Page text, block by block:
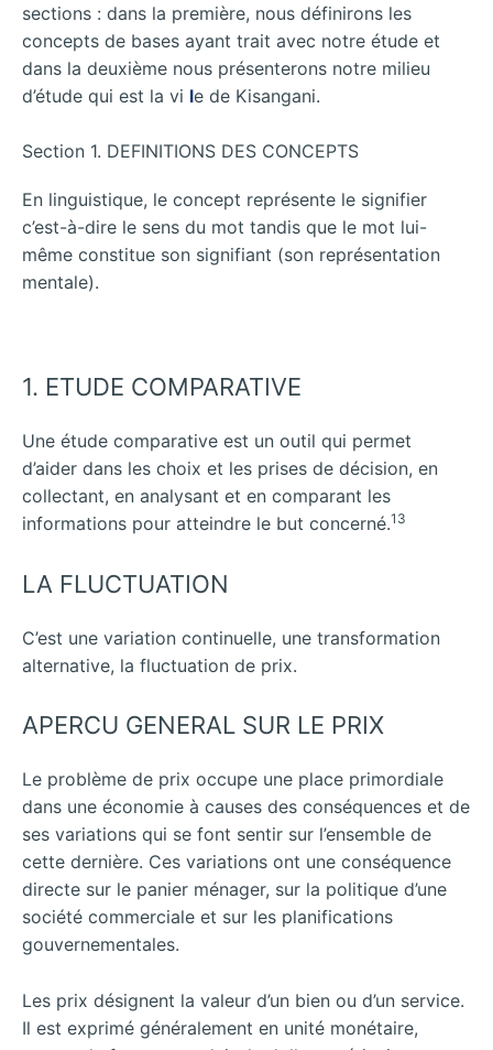
sections : dans la première, nous définirons les
concepts de bases ayant trait avec notre étude et
dans la deuxième nous présenterons notre milieu
d’étude qui est la vi le de Kisangani.
Section 1. DEFINITIONS DES CONCEPTS
En linguistique, le concept représente le signifier
c’est-à-dire le sens du mot tandis que le mot lui-
même constitue son signifiant (son représentation
mentale).
1. ETUDE COMPARATIVE
Une étude comparative est un outil qui permet
d’aider dans les choix et les prises de décision, en
collectant, en analysant et en comparant les
informations pour atteindre le but concerné.13
LA FLUCTUATION
C’est une variation continuelle, une transformation
alternative, la fluctuation de prix.
APERCU GENERAL SUR LE PRIX
Le problème de prix occupe une place primordiale
dans une économie à causes des conséquences et de
ses variations qui se font sentir sur l’ensemble de
cette dernière. Ces variations ont une conséquence
directe sur le panier ménager, sur la politique d’une
société commerciale et sur les planifications
gouvernementales.
Les prix désignent la valeur d’un bien ou d’un service.
Il est exprimé généralement en unité monétaire,